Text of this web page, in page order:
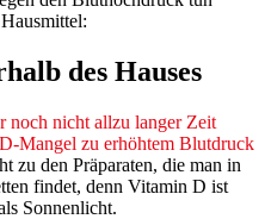
des Hauses
noch nicht allzu langer Zeit
Mangel zu erhöhtem Blutdruck
zu den Präparaten, die man in
findet, denn Vitamin D ist
Sonnenlicht.